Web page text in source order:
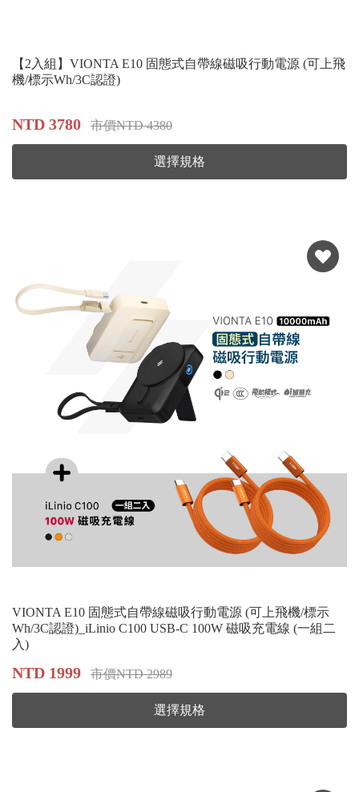
【2入組】VIONTA E10 固態式自帶線磁吸行動電源 (可上飛
機/標示Wh/3C認證)
NTD 3780 市價NTD 4380
選擇規格
VIONTA E10 固態式自帶線磁吸行動電源 (可上飛機/標示
Wh/3C認證)_iLinio C100 USB-C 100W 磁吸充電線 (一組二
入)
NTD 1999 市價NTD 2989
選擇規格